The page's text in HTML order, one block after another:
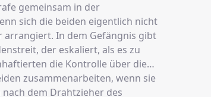
gemeinsam in der
sich die beiden eigentlich nicht
arrangiert. In dem Gefängnis gibt
der eskaliert, als es zu
die Kontrolle über die
zusammenarbeiten, wenn sie
dem Drahtzieher des